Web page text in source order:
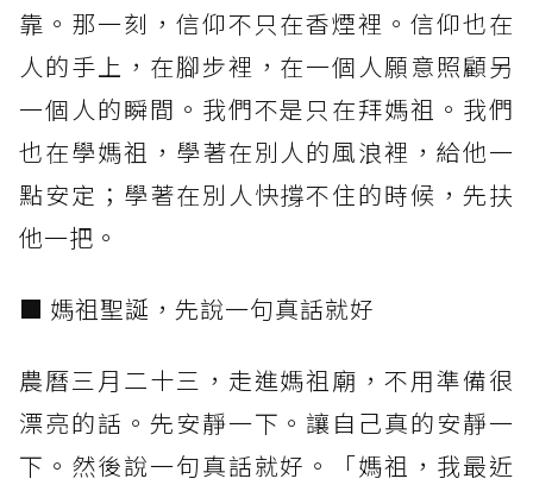
靠。那一刻，信仰不只在香煙裡。信仰也在
人的手上，在腳步裡，在一個人願意照顧另
一個人的瞬間。我們不是只在拜媽祖。我們
也在學媽祖，學著在別人的風浪裡，給他一
點安定；學著在別人快撐不住的時候，先扶
他一把。
■ 媽祖聖誕，先說一句真話就好
農曆三月二十三，走進媽祖廟，不用準備很
漂亮的話。先安靜一下。讓自己真的安靜一
下。然後說一句真話就好。「媽祖，我最近